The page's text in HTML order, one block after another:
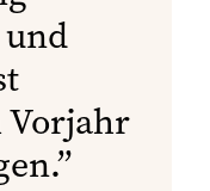
Vorjahr